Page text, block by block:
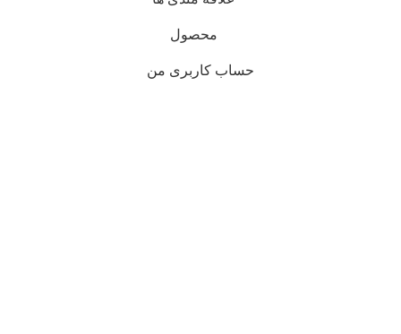
محصول
حساب کاربری من